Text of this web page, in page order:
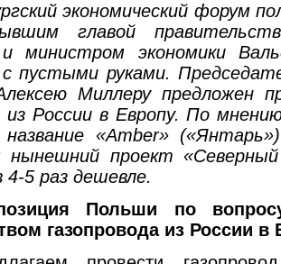
экономический форум
главой
министром экономики
пустыми руками.
Миллеру предложен
из России в Европу. По
название «Amber»
нынешний проект «Северный
4-5 раз дешевле.
Польши по
газопровода из России в